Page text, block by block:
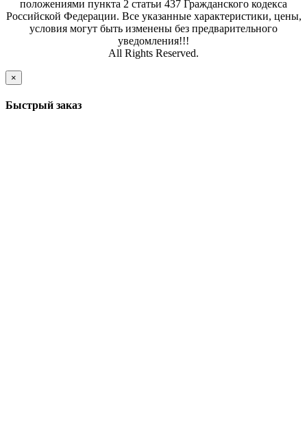
положениями пункта 2 статьи 437 Гражданского кодекса
Российской Федерации. Все указанные характеристики, цены,
условия могут быть изменены без предварительного
уведомления!!!
All Rights Reserved.
×
Быстрый заказ